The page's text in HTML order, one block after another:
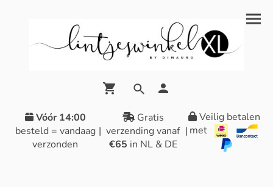
Vóór 14:00
besteld = vandaag
verzonden
|
Gratis
verzending vanaf
€65 in NL & DE
|
Veilig betalen
met